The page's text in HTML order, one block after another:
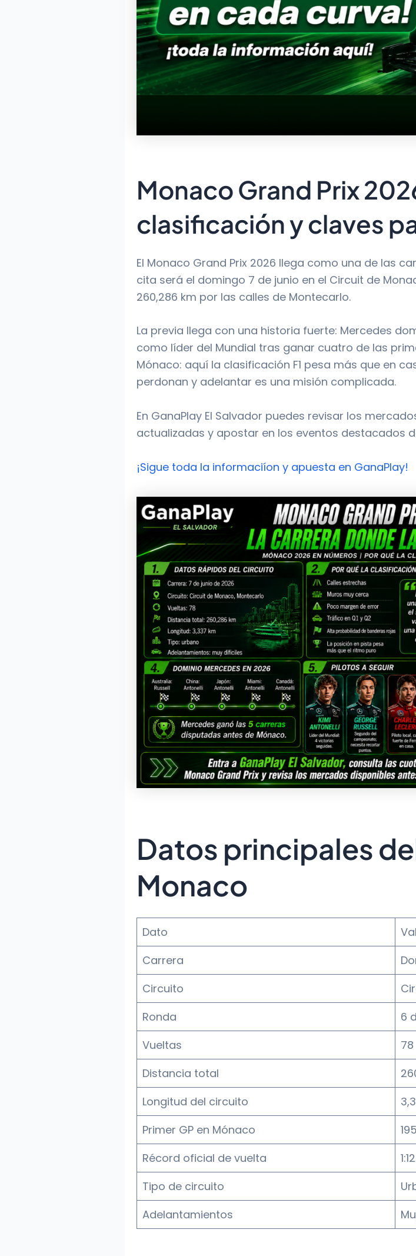
Monaco Grand Prix
clasificación y claves
El Monaco Grand Prix 2026 llega como una de las
cita será el domingo 7 de junio en el Circuit de
260,286 km por las calles de Montecarlo.
La previa llega con una historia fuerte: Mercedes
como líder del Mundial tras ganar cuatro de las
Mónaco: aquí la clasificación F1 pesa más que en
perdonan y adelantar es una misión complicada.
En GanaPlay El Salvador puedes revisar los
actualizadas y apostar en los eventos destacados
¡Sigue toda la informaciíon y apuesta en GanaPlay!
Datos principales
Monaco
Dato
Carrera
Circuito
Ronda
6
Vueltas
78
Distancia total
Longitud del circuito
Primer GP en Mónaco
Récord oficial de vuelta
Tipo de circuito
Adelantamientos